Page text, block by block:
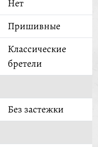
Нет
Пришивные
Классические
бретели
Без застежки